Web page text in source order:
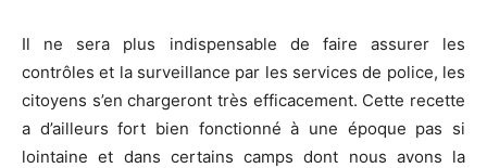
Il ne sera plus indispensable de faire assurer les
contrôles et la surveillance par les services de police, les
citoyens s’en chargeront très efficacement. Cette recette
a d’ailleurs fort bien fonctionné à une époque pas si
lointaine et dans certains camps dont nous avons la